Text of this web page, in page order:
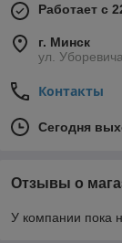
Работает с
г. Минск
ул.
Контакты
Сегодня
Отзывы о
У компании пока